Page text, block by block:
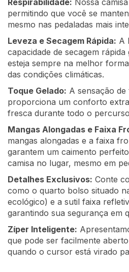
Respirabilidade: Nossa
permitindo que você se
mesmo nas pedaladas mais
Leveza e Secagem Rápida: A
capacidade de secagem
esteja sempre na melhor
das condições climáticas.
Toque Gelado: A sensação de
proporciona um conforto
fresca durante todo o
Mangas Alongadas e Faixa
mangas alongadas e a faixa
garantem um caimento
camisa no lugar, mesmo em
Detalhes Exclusivos: Conte
como o quarto bolso situado
ecológico) e a sutil faixa
garantindo sua segurança em
Zíper Inteligente:
que pode ser facilmente
quando o cursor está virado